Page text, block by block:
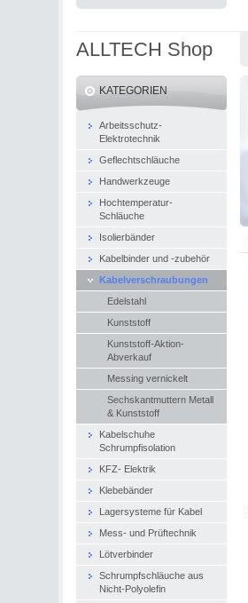
ALLTECH Shop
KATEGORIEN
Arbeitsschutz-
Elektrotechnik
Geflechtschläuche
Handwerkzeuge
Hochtemperatur-
Schläuche
Isolierbänder
Kabelbinder und -zubehör
Kabelverschraubungen
Edelstahl
Kunststoff
Kunststoff-Aktion-
Abverkauf
Messing vernickelt
Sechskantmuttern Metall
& Kunststoff
Kabelschuhe
Schrumpfisolation
KFZ- Elektrik
Klebebänder
Lagersysteme für Kabel
Mess- und Prüftechnik
Lötverbinder
Schrumpfschläuche aus
Nicht-Polyolefin